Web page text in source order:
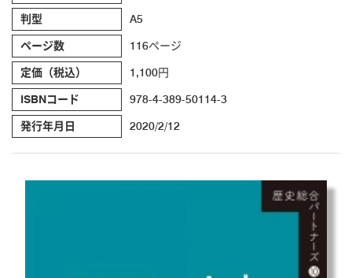
判型 A5
ページ数 116ページ
定価（税込） 1,100円
ISBNコード 978-4-389-50114-3
発行年月日 2020/2/12